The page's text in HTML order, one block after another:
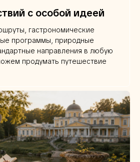
с особой идеей
гастрономические
программы, природные
направления в любую
продумать путешествие